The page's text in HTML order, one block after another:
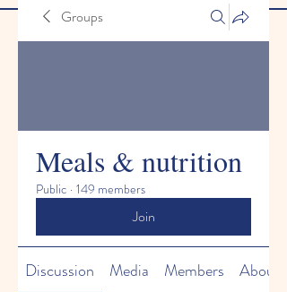
Groups
Meals & nutrition
Public · 149 members
Join
Discussion Media Members About